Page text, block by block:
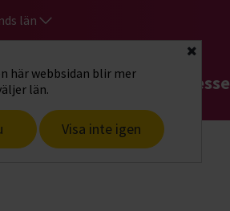
län
här webbsidan blir mer
län.
Visa inte igen
Stäng
startsidaHitta intresse